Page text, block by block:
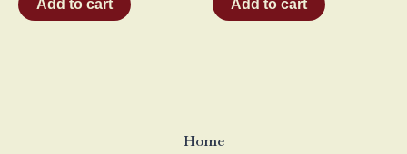
5
Add to cart
5
Add to cart
Home